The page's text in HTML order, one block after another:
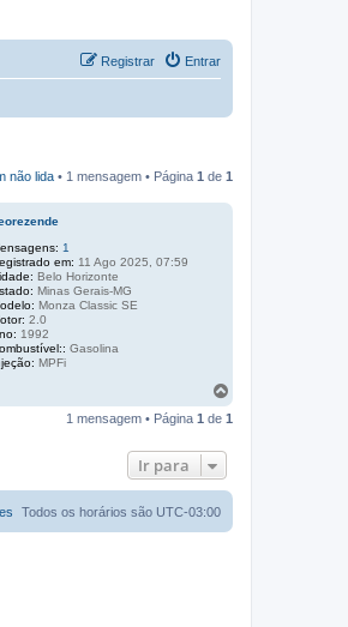
Entrar
Registrar
não lida • 1 mensagem • Página 1 de 1
1
em: 11 Ago 2025, 07:59
Belo Horizonte
Minas Gerais-MG
Monza Classic SE
2.0
1992
Gasolina
MPFi
l
t
1 mensagem • Página 1 de 1
Ir para
Todos os horários são UTC-03:00